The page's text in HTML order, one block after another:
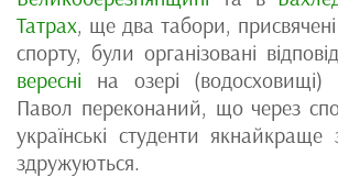
Татрах, ще два табори,
спорту, були організовані
вересні на озері
Павол переконаний, що через
українські студенти якнайкраще
здружуються.